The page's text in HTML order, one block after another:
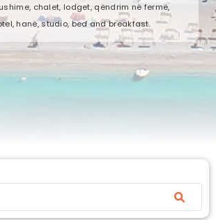
chalet, lodget, qëndrim në fermë,
hanë, studio, bed and breakfast.